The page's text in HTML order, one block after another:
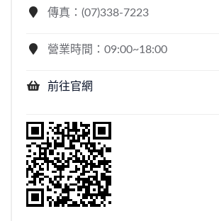
傳真：(07)338-7223
營業時間：09:00~18:00
前往官網